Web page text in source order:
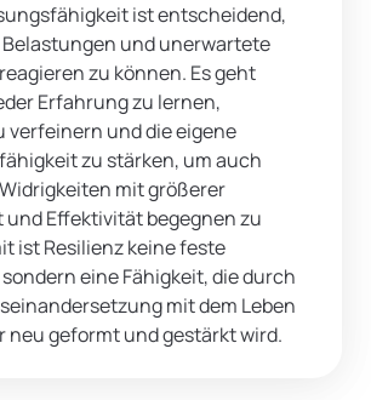
ist entscheidend,
und unerwartete
zu können. Es geht
Erfahrung zu lernen,
verfeinern und die eigene
zu stärken, um auch
mit größerer
und Effektivität begegnen zu
ist Resilienz keine feste
eine Fähigkeit, die durch
mit dem Leben
neu geformt und gestärkt wird.